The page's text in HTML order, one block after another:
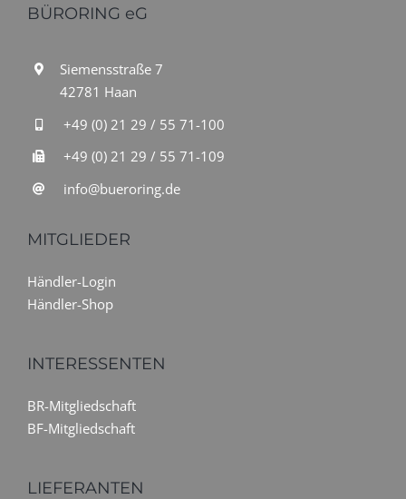
BÜRORING eG
Siemensstraße 7
42781 Haan
+49 (0) 21 29 / 55 71-100
+49 (0) 21 29 / 55 71-109
info@bueroring.de
MITGLIEDER
Händler-Login
Händler-Shop
INTERESSENTEN
BR-Mitgliedschaft
BF-Mitgliedschaft
LIEFERANTEN